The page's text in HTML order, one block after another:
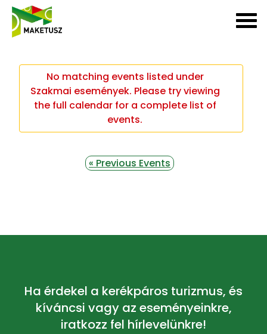
No matching events listed under
Szakmai események. Please try viewing
the full calendar for a complete list of
events.
« Previous Events
Ha érdekel a kerékpáros turizmus, és
kíváncsi vagy az eseményeinkre,
iratkozz fel hírlevelünkre!